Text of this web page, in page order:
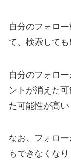
自分のフォロ
て、検索しても
自分のフォロ
ントが消えた
た可能性が高い
なお、フォロ
もできなくなり